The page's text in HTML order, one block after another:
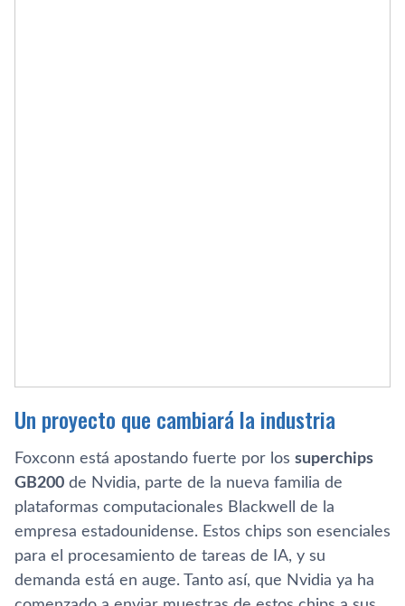
Un proyecto que cambiará la industria
Foxconn está apostando fuerte por los superchips
GB200 de Nvidia, parte de la nueva familia de
plataformas computacionales Blackwell de la
empresa estadounidense. Estos chips son esenciales
para el procesamiento de tareas de IA, y su
demanda está en auge. Tanto así, que Nvidia ya ha